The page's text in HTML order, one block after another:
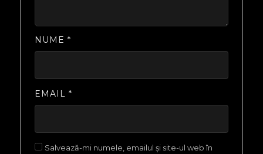
NUME *
EMAIL *
Salvează-mi numele, emailul și site-ul web în